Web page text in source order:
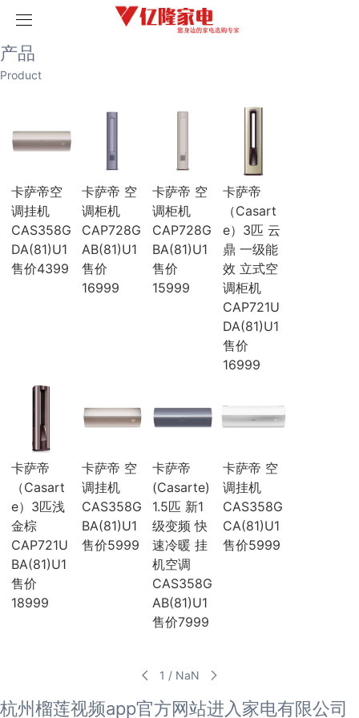
首页
产品
家用空调
破解版榴莲视频在线下载空调
海尔空调
卡萨帝空调
科龙空调
美博空调
月兔空调
小天鹅空调
三菱电机空调
海信空调
麦克维尔
风管机
吸顶机
冰箱
海尔冰箱
榴莲视频污版网站冰箱
卡萨帝冰箱
西门子冰箱
COLMO冰箱
海信冰箱
TCL冰箱
冰吧
产品
Product
卡萨帝空
调挂机
CAS358G
DA(81)U1
售价4399
卡萨帝 空
调柜机
CAP728G
AB(81)U1
售价
16999
卡萨帝 空
调柜机
CAP728G
BA(81)U1
售价
15999
卡萨帝
（Casart
e）3匹 云
鼎 一级能
效 立式空
调柜机
CAP721U
DA(81)U1
售价
16999
卡萨帝
（Casart
e）3匹浅
金棕
CAP721U
BA(81)U1
售价
18999
卡萨帝 空
调挂机
CAS358G
BA(81)U1
售价5999
卡萨帝
(Casarte)
1.5匹 新1
级变频 快
速冷暖 挂
机空调
CAS358G
AB(81)U1
售价7999
卡萨帝 空
调挂机
CAS358G
CA(81)U1
售价5999
1 / NaN
杭州榴莲视频app官方网站进入家电有限公司
历史记录